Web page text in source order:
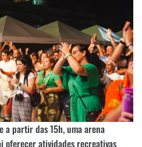
a partir das 15h, uma arena
oferecer atividades recreativas